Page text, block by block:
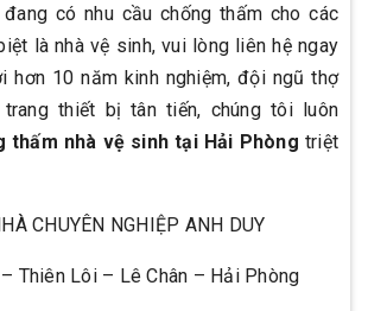
đang có nhu cầu chống thấm cho các
là nhà vệ sinh, vui lòng liên hệ ngay
hơn 10 năm kinh nghiệm, đội ngũ thợ
trang thiết bị tân tiến, chúng tôi luôn
thấm nhà vệ sinh tại Hải Phòng triệt
CHUYÊN NGHIỆP ANH DUY
Thiên Lôi – Lê Chân – Hải Phòng